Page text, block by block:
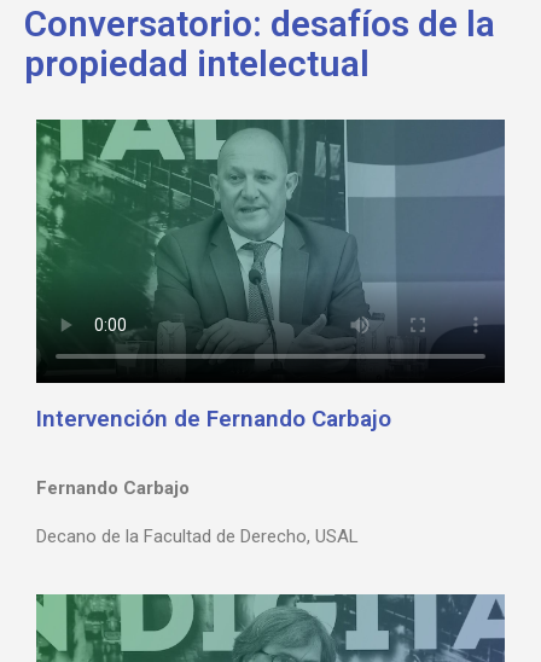
Conversatorio: desafíos de la
propiedad intelectual
Intervención de Fernando Carbajo
Fernando Carbajo
Decano de la Facultad de Derecho, USAL